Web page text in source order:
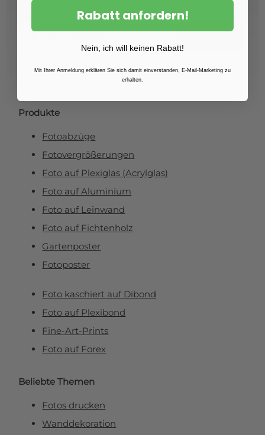
Email
Produkte
Fotoabzüge
Fotovergrößerungen
Foto auf Plexiglas (Acrylglas)
Foto auf Aluminium
Foto auf Leinwand
Foto auf Fichtenholz
Gartenposter
Fotoposter
Foto kaschiert auf Dibond
Foto auf Plexibond
Fine-Art-Prints
Foto auf Forex
Beliebte Themen
Fotos drucken
Wanddekoration
Rabatt anfordern!
Nein, ich will keinen Rabatt!
Mit Ihrer Anmeldung erklären Sie sich damit einverstanden, E-Mail-Marketing zu
erhalten.